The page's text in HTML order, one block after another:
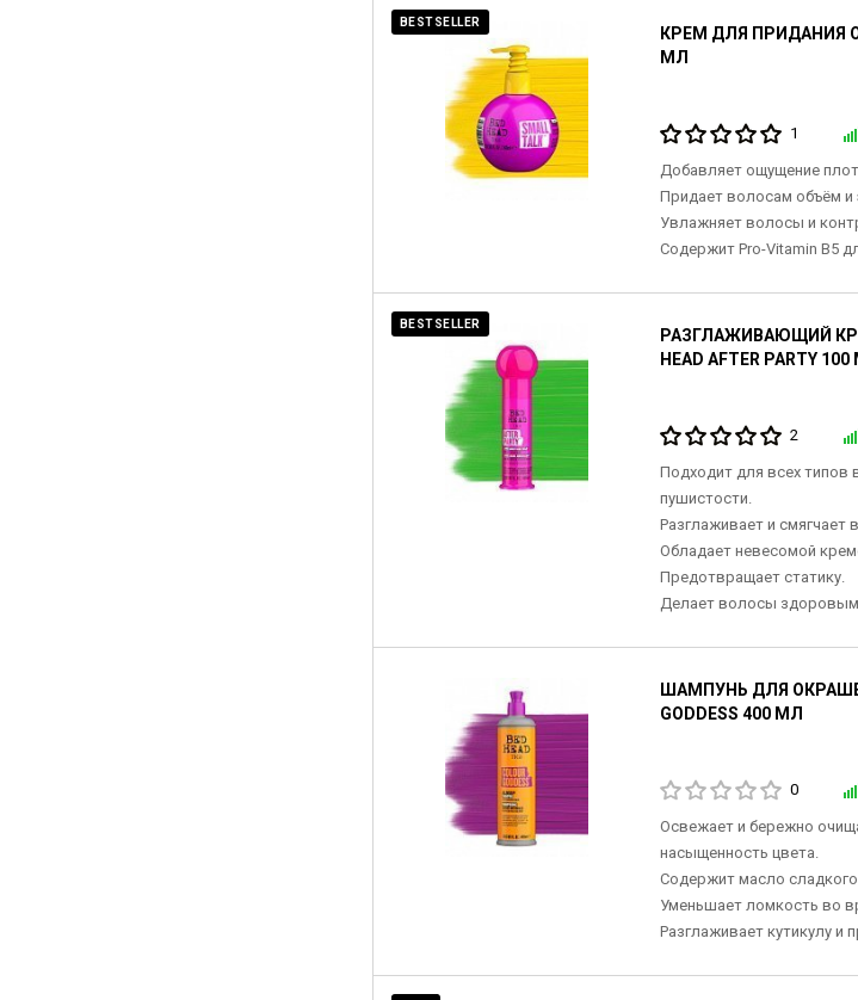
BESTSELLER
КРЕМ ДЛЯ ПРИДАНИЯ
МЛ
1
Добавляет ощущение
Придает волосам объём и
Увлажняет волосы и
Содержит Pro-Vitamin B5
BESTSELLER
РАЗГЛАЖИВАЮЩИЙ
HEAD AFTER PARTY
2
Подходит для всех типов
пушистости.
Разглаживает и
Обладает невесомой
Предотвращает статику.
Делает волосы
ШАМПУНЬ ДЛЯ
GODDESS 400 МЛ
0
Освежает и бережно
насыщенность цвета.
Содержит масло
Уменьшает ломкость во
Разглаживает кутикулу и